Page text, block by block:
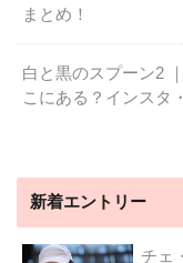
まとめ！
白と黒のスプーン2
こにある？インスタ
新着エントリー
チェ